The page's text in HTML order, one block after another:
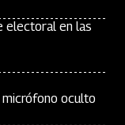
electoral en las
micrófono oculto